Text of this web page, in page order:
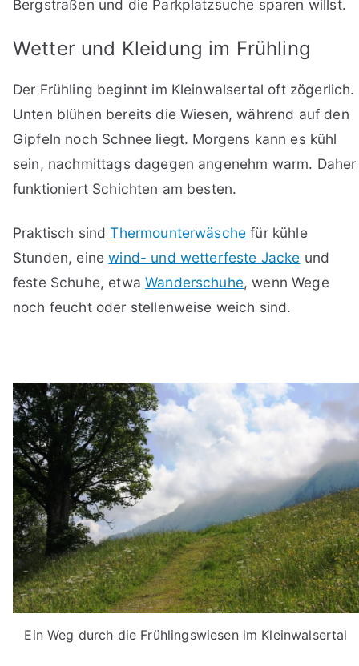
Bergstraßen und die Parkplatzsuche sparen willst.
Wetter und Kleidung im Frühling
Der Frühling beginnt im Kleinwalsertal oft zögerlich.
Unten blühen bereits die Wiesen, während auf den
Gipfeln noch Schnee liegt. Morgens kann es kühl
sein, nachmittags dagegen angenehm warm. Daher
funktioniert Schichten am besten.
Praktisch sindThermounterwäsche für kühle
Stunden, einewind- und wetterfeste Jacke und
feste Schuhe, etwaWanderschuhe, wenn Wege
noch feucht oder stellenweise weich sind.
Ein Weg durch die Frühlingswiesen im Kleinwalsertal